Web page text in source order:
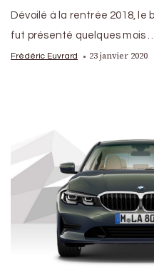
Dévoilé à la rentrée 2018, le
fut présenté quelques mois
Frédéric Euvrard 23 janvier 2020